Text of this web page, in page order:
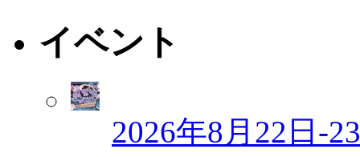
イベント
2026年8月22日-